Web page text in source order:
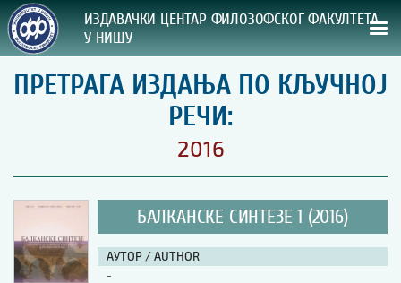
ИЗДАВАЧКИ ЦЕНТАР ФИЛОЗОФСКОГ ФАКУЛТЕТА
У НИШУ
СВА НАША ИЗДАЊА
ВРСТА ИЗДАЊА:
ПРЕГЛЕД
УПУТСТВА
ПРЕТРАГА ИЗДАЊА ПО КЉУЧНОЈ
РЕЧИ:
2016
БАЛКАНСКЕ СИНТЕЗЕ 1 (2016)
АУТОР / AUTHOR
-